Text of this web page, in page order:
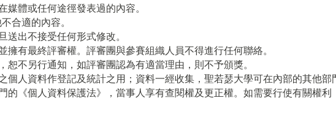
體或任何途徑發表過的內容。
合適的內容。
出不接受任何形式修改。
擁有最終評審權。評審團與參賽組織人員不得進行任何聯絡。
恕不另行通知，如評審團認為有適當理由，則不予頒獎。
個人資料作登記及統計之用；資料一經收集，聖若瑟大學可在內部的其他部
的《個人資料保護法》，當事人享有查閱權及更正權。如需要行使有關權利